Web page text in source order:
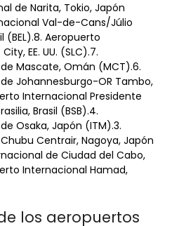
de Narita, Tokio, Japón
Val-de-Cans/Júlio
(BEL).8. Aeropuerto
EE. UU. (SLC).7.
Mascate, Omán (MCT).6.
Johannesburgo-OR Tambo,
Internacional Presidente
Brasil (BSB).4.
Osaka, Japón (ITM).3.
Centrair, Nagoya, Japón
de Ciudad del Cabo,
Internacional Hamad,
los aeropuertos